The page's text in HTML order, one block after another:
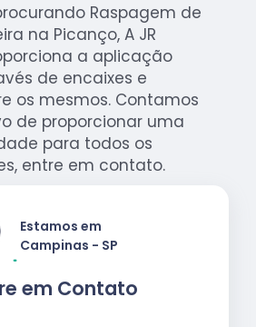
Raspagem de
na Picanço, A JR
a aplicação
de encaixes e
os mesmos. Contamos
de proporcionar uma
para todos os
entre em contato.
em Contato
Estamos em
Campinas - SP